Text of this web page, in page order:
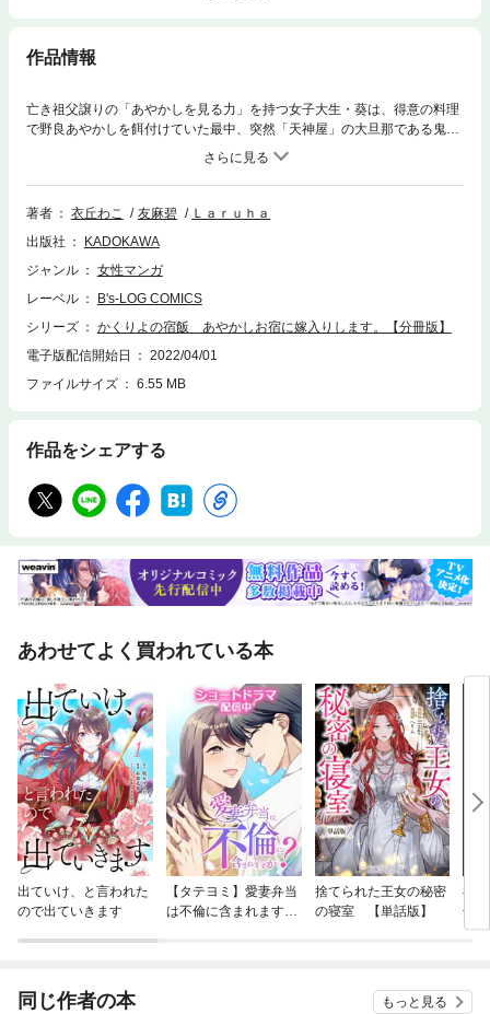
作品情報
亡き祖父譲りの「あやかしを見る力」を持つ女子大生・葵は、得意の料理
で野良あやかしを餌付けていた最中、突然「天神屋」の大旦那である鬼神
にさらわれてしまう。大旦那曰く、祖父が残した借金のカタとして、葵は
大旦那に嫁入りしなくてはならないのだという。嫌がる葵は起死回生の策
として、「天神屋」で働いて借金を返済すると宣言してしまうのだ
が……。あやかしお宿を舞台に繰り広げる、葵の細腕繁盛記！ 分冊版第
著者 衣丘わこ 友麻碧
Ｌａｒｕｈａ
出版社
KADOKAWA
ジャンル
女性マンガ
レーベル
B's-LOG COMICS
シリーズ
かくりよの宿飯 あやかしお宿に嫁入りします。【分冊版】
電子版配信開始日
2022/04/01
ファイルサイズ
6.55 MB
作品をシェアする
あわせてよく買われている本
出ていけ、と言われた
ので出ていきます
【タテヨミ】愛妻弁当
は不倫に含まれます
捨てられた王女の秘密
の寝室 【単話版】
神
冊
同じ作者の本 もっと見る